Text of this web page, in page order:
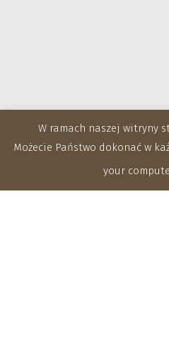
W ramach naszej witryny
Możecie Państwo dokonać w
your